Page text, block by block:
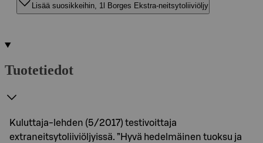
Lisää suosikkeihin, 1l Borges Ekstra-neitsytoliiviöljy
Tuotetiedot
Kuluttaja-lehden (5/2017) testivoittaja
extraneitsytoliiviöljyissä. ”Hyvä hedelmäinen tuoksu ja